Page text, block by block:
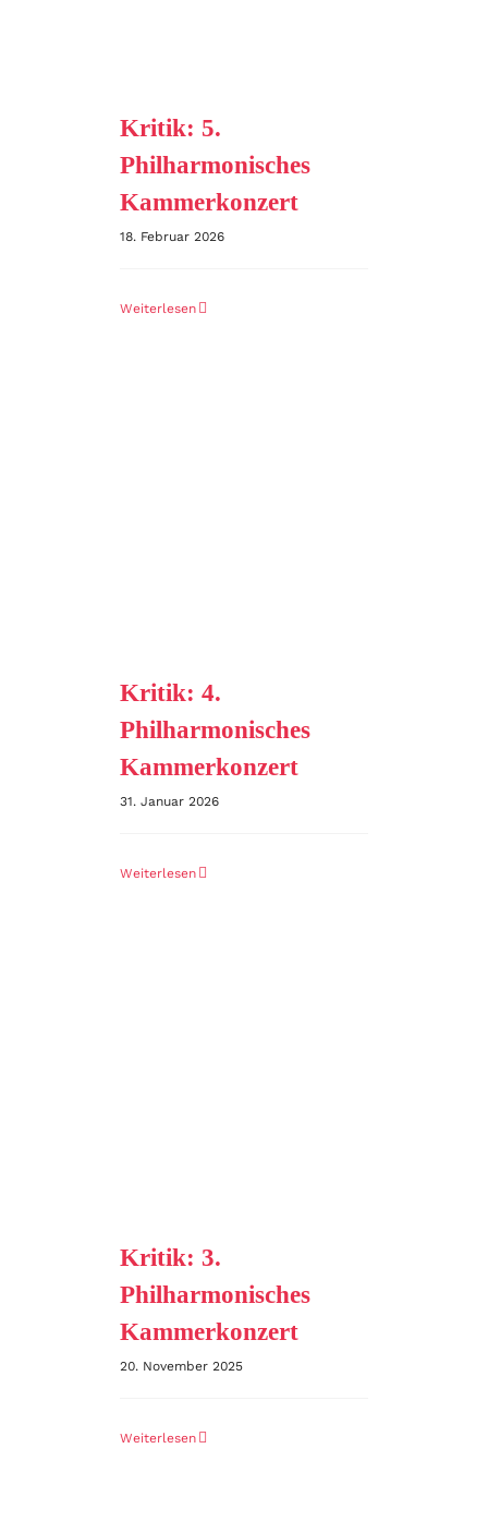
Kritik: 5.
Philharmonisches
Kammerkonzert
18. Februar 2026
Weiterlesen
Kritik: 4.
Philharmonisches
Kammerkonzert
31. Januar 2026
Weiterlesen
Kritik: 3.
Philharmonisches
Kammerkonzert
20. November 2025
Weiterlesen